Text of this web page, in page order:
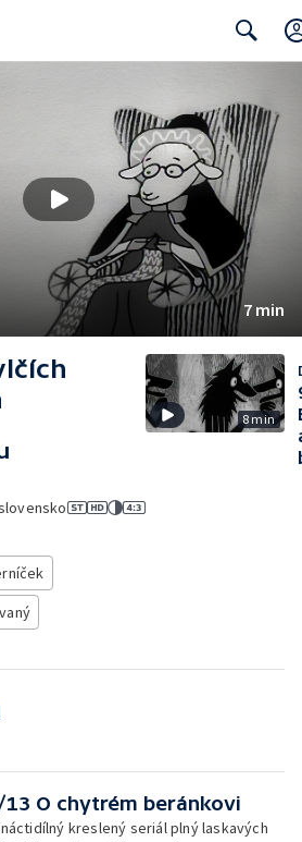
7 min
8 min
13 O chytrém beránkovi
kreslený seriál plný laskavých